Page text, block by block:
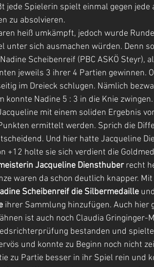
jede Spielerin spielt einmal gegen
zu absolvieren.
heiß umkämpft, jedoch wurde
unter sich ausmachen würden. Denn
Scheibenreif (PBC ASKÖ Steyr),
jeweils 3 ihrer 4 Partien gewinnen.
im Dreieck schlugen. Nämlich
konnte Nadine 5 : 3 in die Knie
mit einem soliden Ergebnis
ermittelt werden. Sprich die
Und hier hatte Jacqueline
+12 holte sie sich verdient die
Jacqueline Diensthuber recht
waren da schon deutlich knapper.
Scheibenreif die Silbermedaille und
ihrer Sammlung hinzufügen. Auch
ist auch noch Claudia Gringinger-
bestanden und
und konnte zu Beginn noch nicht
zu Partie besser in ihr Spiel rein und